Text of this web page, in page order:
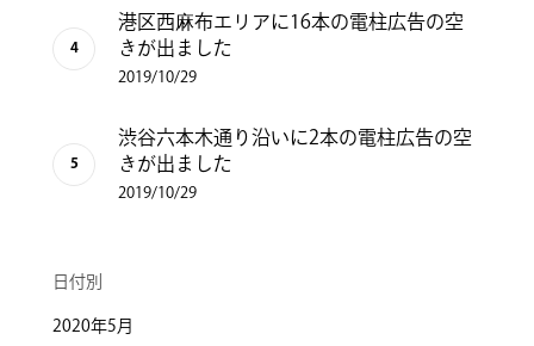
港区西麻布エリアに16本の電柱広告の空
きが出ました
2019/10/29
渋谷六本木通り沿いに2本の電柱広告の空
きが出ました
2019/10/29
日付別
2020年5月